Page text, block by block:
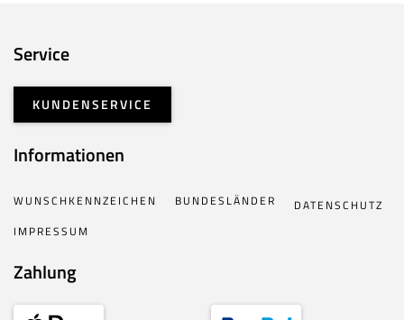
Service
KUNDENSERVICE
Informationen
WUNSCHKENNZEICHEN BUNDESLÄNDER
DATENSCHUTZ
IMPRESSUM
Zahlung